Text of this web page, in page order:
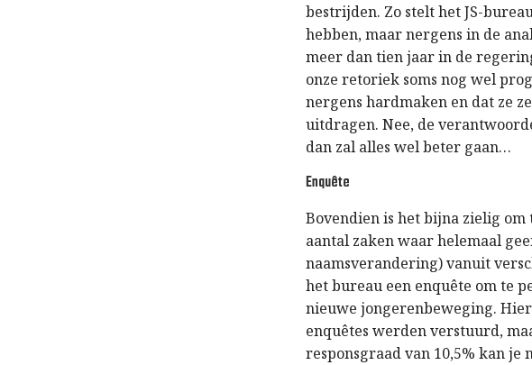
bestrijden. Zo stelt het JS-
hebben, maar nergens in de
meer dan tien jaar in de
onze retoriek soms nog wel
nergens hardmaken en dat ze
uitdragen. Nee, de
dan zal alles wel beter gaan…
Enquête
Bovendien is het bijna zielig
aantal zaken waar helemaal
naamsverandering) vanuit
het bureau een enquête om te
nieuwe jongerenbeweging.
enquêtes werden verstuurd,
responsgraad van 10,5% kan je